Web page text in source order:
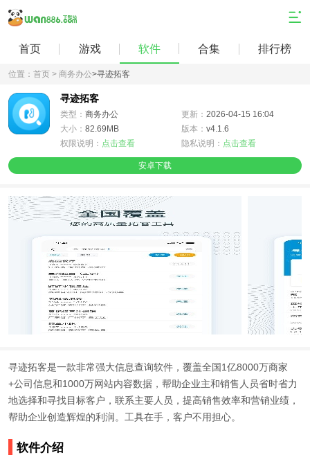
首页 游戏 软件 合集 排行榜
位置： 首页 > 商务办公>寻迹拓客
寻迹拓客
类型： 商务办公 更新： 2026-04-15 16:04
大小： 82.69MB 版本： v4.1.6
权限说明： 点击查看 隐私说明： 点击查看
安卓下载
寻迹拓客是一款非常强大信息查询软件，覆盖全国1亿8000万商家
+公司信息和1000万网站内容数据，帮助企业主和销售人员省时省力
地选择和寻找目标客户，联系主要人员，提高销售效率和营销业绩，
帮助企业创造辉煌的利润。工具在手，客户不用担心。
软件介绍